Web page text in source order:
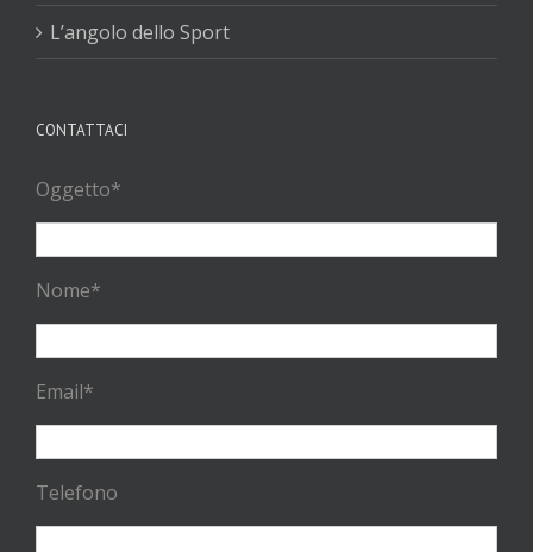
L’angolo dello Sport
CONTATTACI
Oggetto*
Nome*
Email*
Telefono